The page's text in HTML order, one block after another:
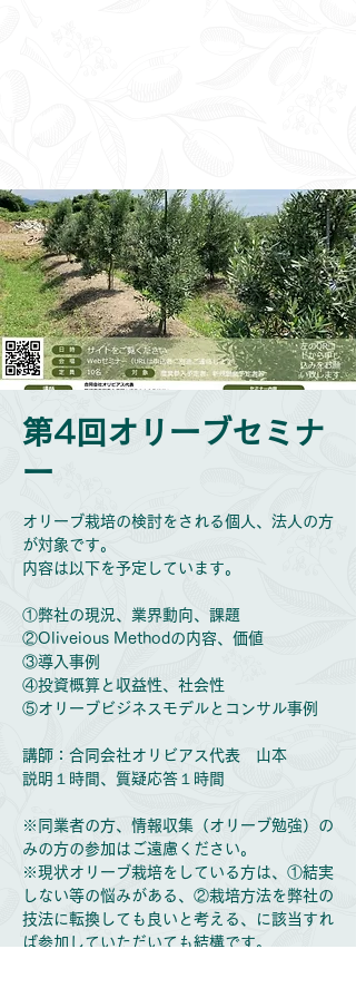
第4回オリーブセミナ
ー
オリーブ栽培の検討をされる個人、法人の方
が対象です。
内容は以下を予定しています。
①弊社の現況、業界動向、課題
②Oliveious Methodの内容、価値
③導入事例
④投資概算と収益性、社会性
⑤オリーブビジネスモデルとコンサル事例
講師：合同会社オリビアス代表 山本
説明１時間、質疑応答１時間
※同業者の方、情報収集（オリーブ勉強）の
みの方の参加はご遠慮ください。
※現状オリーブ栽培をしている方は、①結実
しない等の悩みがある、②栽培方法を弊社の
技法に転換しても良いと考える、に該当すれ
ば参加していただいても結構です。